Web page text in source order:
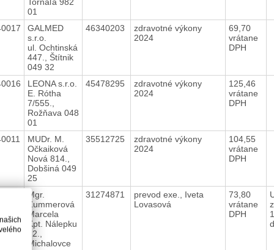
01
GALMED
s.r.o.
ul. Ochtinská
447., Štítnik
049 32
46340203
zdravotné výkony
2024
69,70
vrátane
DPH
LEONA s.r.o.
E. Rótha
7/555.,
Rožňava 048
01
45478295
zdravotné výkony
2024
125,46
vrátane
DPH
MUDr. M.
Očkaiková
Nová 814.,
Dobšiná 049
25
35512725
zdravotné výkony
2024
104,55
vrátane
DPH
Mgr.
Zummerová
Marcela
Kpt. Nálepku
22.,
Michalovce
31274871
prevod exe., Iveta
Lovasová
73,80
vrátane
DPH